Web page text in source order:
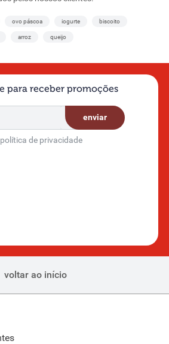
para toda a família, desde as opções
busca mais equilíbrio na alimentação.
em Belo Horizonte e região.
e recheados que todo mundo
garantida no dia a dia brasileiro. No
desde o tradicional biscoito de maisena e
famosos, como Oreo, Passatempo e
opção prática para o dia a
queijos e frios ou simplesmente para
variedades. Práticos e versáteis, eles
ovo páscoa iogurte biscoito
arroz queijo
para receber promoções
enviar
de privacidade
voltar ao início